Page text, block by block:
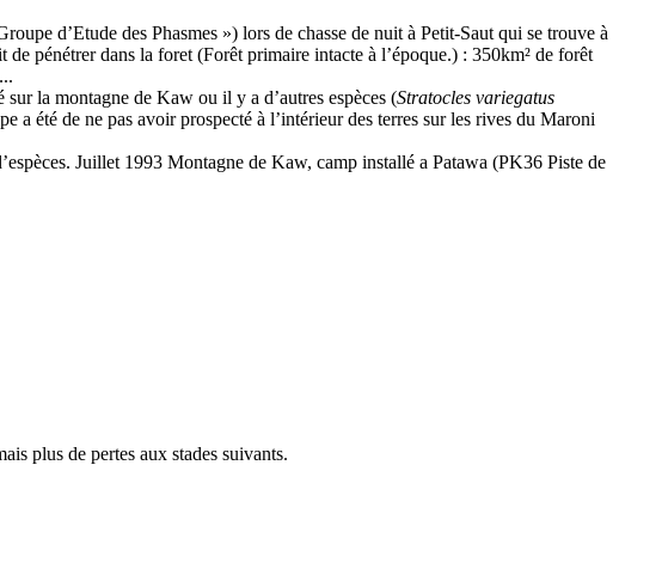
d’Etude des Phasmes ») lors de chasse de nuit à Petit-Saut qui se trouve à
pénétrer dans la foret (Forêt primaire intacte à l’époque.) : 350km² de forêt
sur la montagne de Kaw ou il y a d’autres espèces (Stratocles variegatus
été de ne pas avoir prospecté à l’intérieur des terres sur les rives du Maroni
Juillet 1993 Montagne de Kaw, camp installé a Patawa (PK36 Piste de
plus de pertes aux stades suivants.